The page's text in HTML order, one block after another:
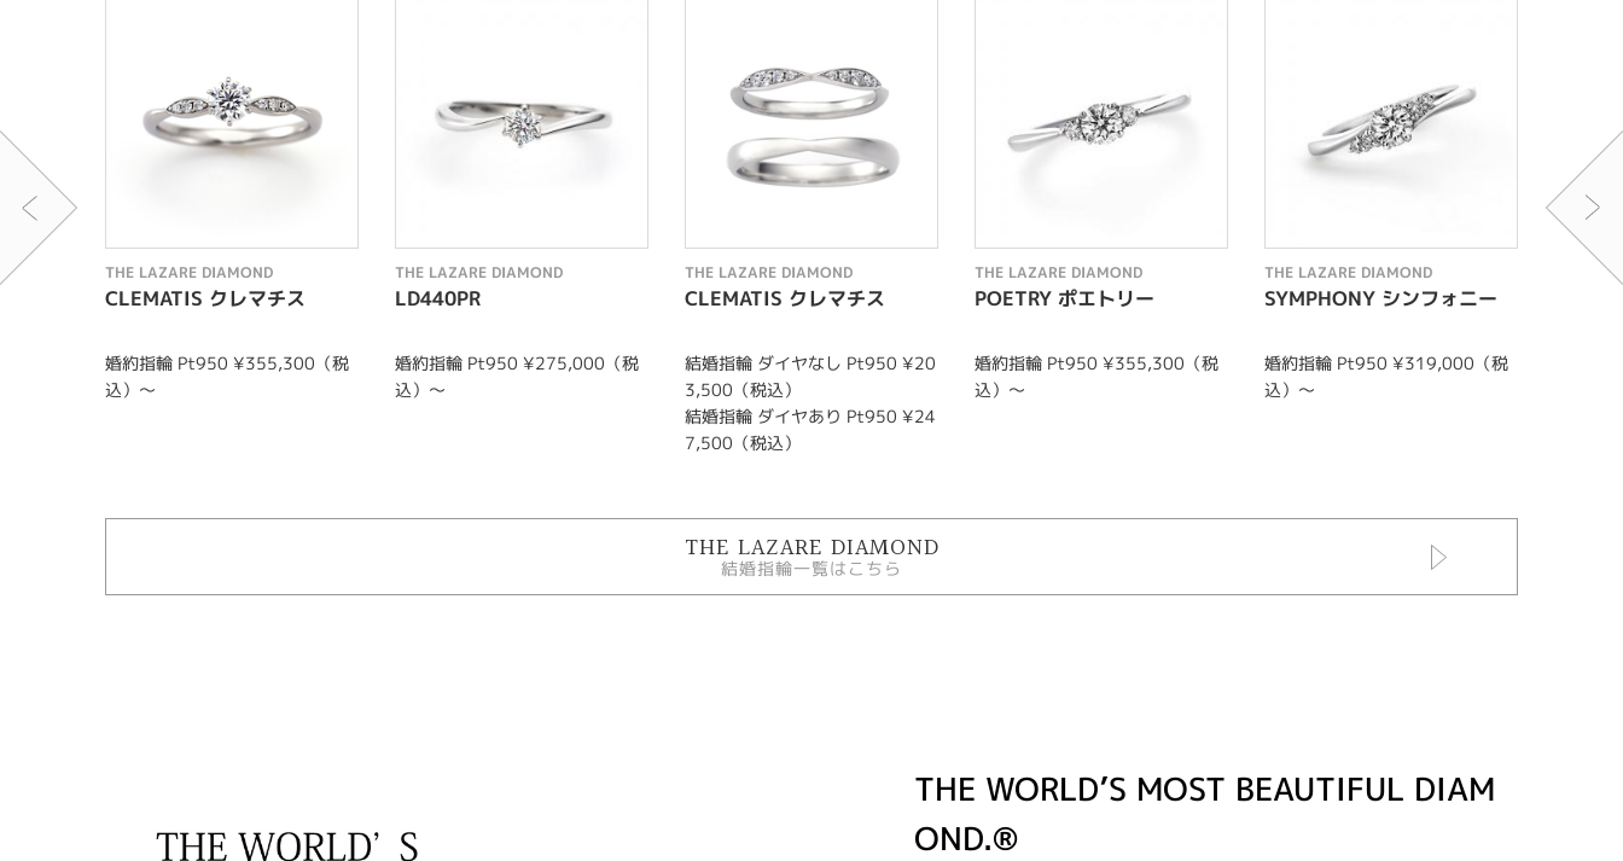
THE LAZARE DIAMOND
CLEMATIS クレマチス
婚約指輪 Pt950 ¥355,300（税
込）～
THE LAZARE DIAMOND
LD440PR
婚約指輪 Pt950 ¥275,000（税
込）～
THE LAZARE DIAMOND
CLEMATIS クレマチス
結婚指輪 ダイヤなし Pt950 ¥20
3,500（税込）
結婚指輪 ダイヤあり Pt950 ¥24
7,500（税込）
THE LAZARE DIAMOND
POETRY ポエトリー
婚約指輪 Pt950 ¥355,300（税
込）～
THE LAZARE DIAMOND
SYMPHONY シンフォニー
婚約指輪 Pt950 ¥319,000（税
込）～
THE
THE LAZARE DIAMOND
結婚指輪一覧はこちら
THE WORLD’S MOST BEAUTIFUL DIAM
OND.®